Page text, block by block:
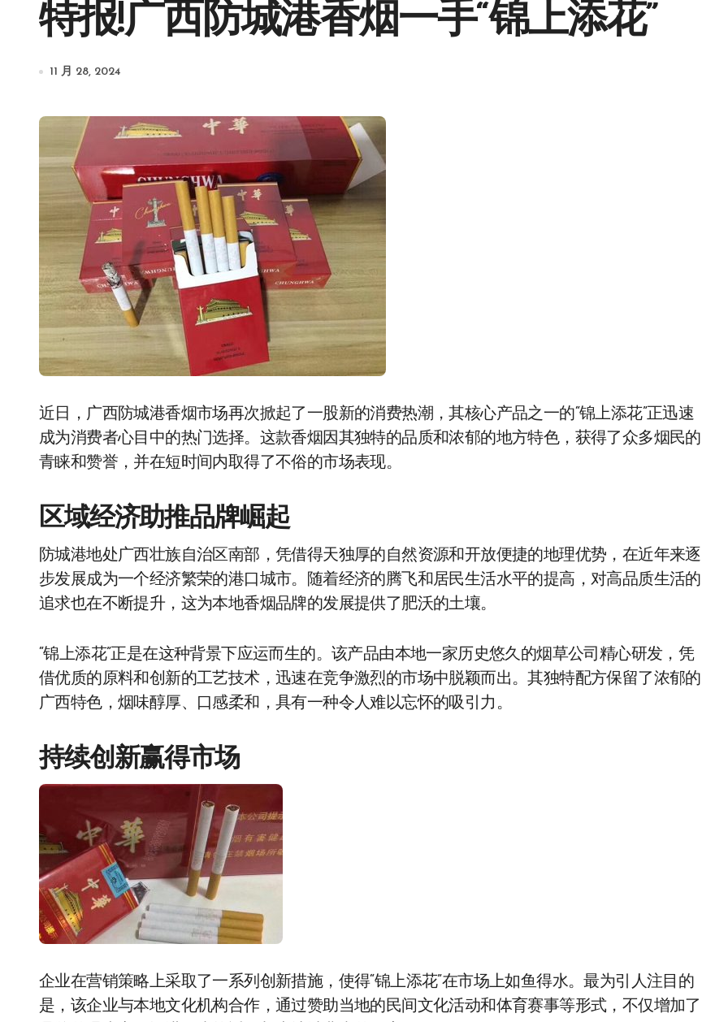
特报!广西防城港香烟一手“锦上添花”
11 月 28, 2024
近日，广西防城港香烟市场再次掀起了一股新的消费热潮，其核心产品之一的“锦上添花”正迅速
成为消费者心目中的热门选择。这款香烟因其独特的品质和浓郁的地方特色，获得了众多烟民的
青睐和赞誉，并在短时间内取得了不俗的市场表现。
区域经济助推品牌崛起
防城港地处广西壮族自治区南部，凭借得天独厚的自然资源和开放便捷的地理优势，在近年来逐
步发展成为一个经济繁荣的港口城市。随着经济的腾飞和居民生活水平的提高，对高品质生活的
追求也在不断提升，这为本地香烟品牌的发展提供了肥沃的土壤。
“锦上添花”正是在这种背景下应运而生的。该产品由本地一家历史悠久的烟草公司精心研发，凭
借优质的原料和创新的工艺技术，迅速在竞争激烈的市场中脱颖而出。其独特配方保留了浓郁的
广西特色，烟味醇厚、口感柔和，具有一种令人难以忘怀的吸引力。
持续创新赢得市场
企业在营销策略上采取了一系列创新措施，使得“锦上添花”在市场上如鱼得水。最为引人注目的
是，该企业与本地文化机构合作，通过赞助当地的民间文化活动和体育赛事等形式，不仅增加了